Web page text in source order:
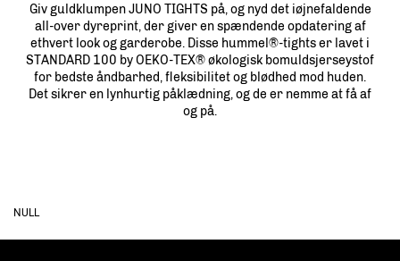
Giv guldklumpen JUNO TIGHTS på, og nyd det iøjnefaldende
all-over dyreprint, der giver en spændende opdatering af
ethvert look og garderobe. Disse hummel®-tights er lavet i
STANDARD 100 by OEKO-TEX® økologisk bomuldsjerseystof
for bedste åndbarhed, fleksibilitet og blødhed mod huden.
Det sikrer en lynhurtig påklædning, og de er nemme at få af
og på.
NULL